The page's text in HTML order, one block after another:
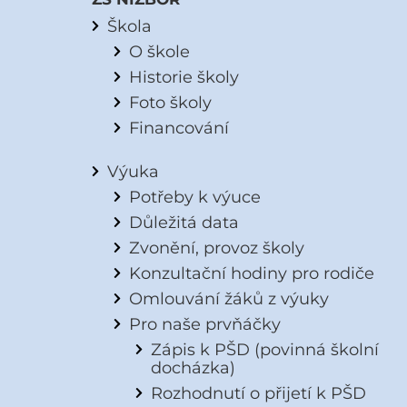
Škola
O škole
Historie školy
Foto školy
Financování
Výuka
Potřeby k výuce
Důležitá data
Zvonění, provoz školy
Konzultační hodiny pro rodiče
Omlouvání žáků z výuky
Pro naše prvňáčky
Zápis k PŠD (povinná školní
docházka)
Rozhodnutí o přijetí k PŠD